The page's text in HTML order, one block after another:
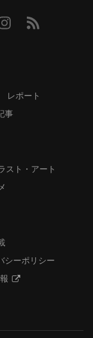
レポート
事
スト・アート
シーポリシー